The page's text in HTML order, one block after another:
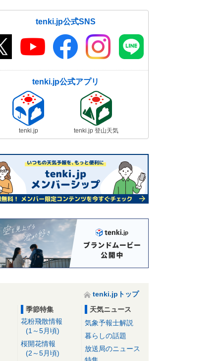
tenki.jp公式SNS
tenki.jp公式アプリ
tenki.jp tenki.jp 登山天気
tenki.jpトップ
季節特集
花粉飛散情報
(1～5月頃)
桜開花情報
(2～5月頃)
天気ニュース
気象予報士解説
暮らしの話題
放送局のニュース